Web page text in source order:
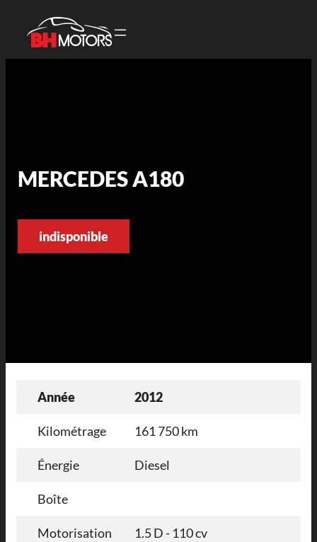
MERCEDES A180
indisponible
Année 2012
Kilométrage 161 750 km
Énergie Diesel
Boîte
Motorisation 1.5 D - 110 cv